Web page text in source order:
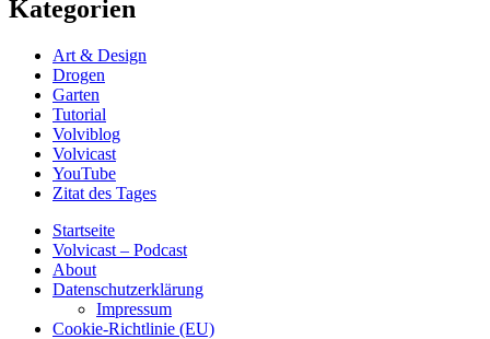
Kategorien
Art & Design
Drogen
Garten
Tutorial
Volviblog
Volvicast
YouTube
Zitat des Tages
Startseite
Volvicast – Podcast
About
Datenschutzerklärung
Impressum
Cookie-Richtlinie (EU)